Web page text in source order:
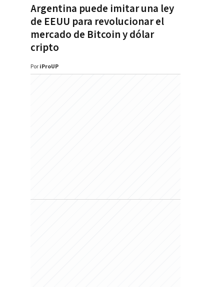
Argentina puede imitar una ley
de EEUU para revolucionar el
mercado de Bitcoin y dólar
cripto
Por iProUP